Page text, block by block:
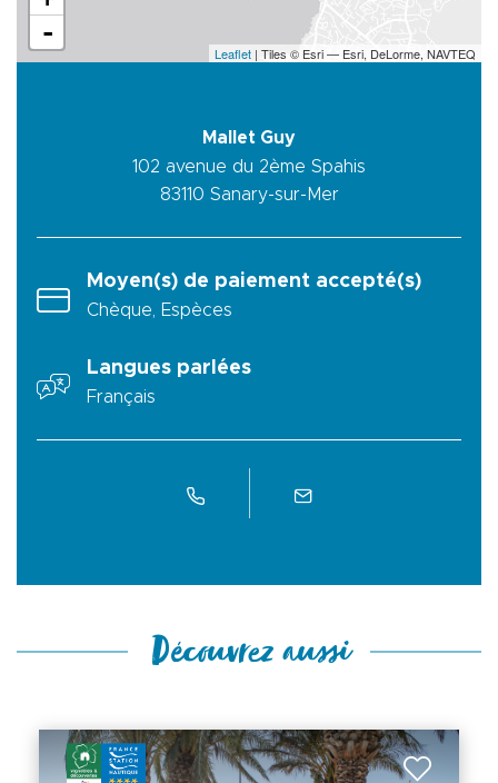
-
Leaflet | Tiles © Esri — Esri, DeLorme, NAVTEQ
Mallet Guy
102 avenue du 2ème Spahis
83110 Sanary-sur-Mer
Moyen(s) de paiement accepté(s)
Chèque, Espèces
Langues parlées
Français
Découvrez aussi